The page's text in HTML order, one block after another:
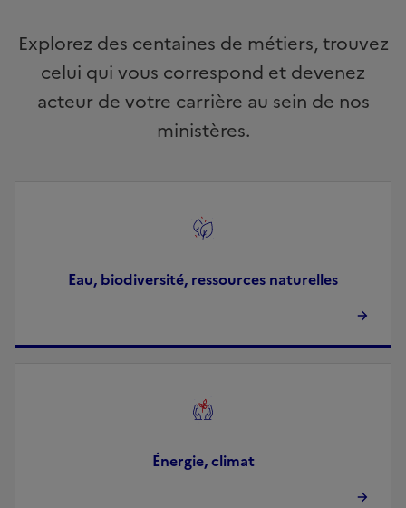
Explorez des centaines de métiers, trouvez
celui qui vous correspond et devenez
acteur de votre carrière au sein de nos
ministères.
Eau, biodiversité, ressources naturelles
Image
Énergie, climat
Image